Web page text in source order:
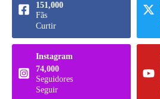
151,000
Fãs
Curtir
Instagram
74,000
Seguidores
Seguir